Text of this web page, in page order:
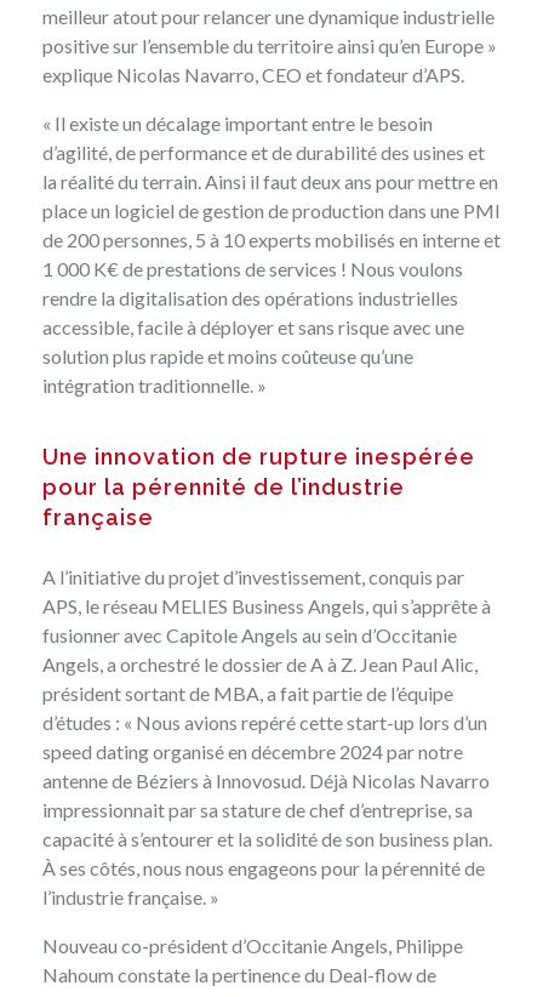
meilleur atout pour relancer une dynamique industrielle
positive sur l’ensemble du territoire ainsi qu’en Europe »
explique Nicolas Navarro, CEO et fondateur d’APS.
« Il existe un décalage important entre le besoin
d’agilité, de performance et de durabilité des usines et
la réalité du terrain. Ainsi il faut deux ans pour mettre en
place un logiciel de gestion de production dans une PMI
de 200 personnes, 5 à 10 experts mobilisés en interne et
1 000 K€ de prestations de services ! Nous voulons
rendre la digitalisation des opérations industrielles
accessible, facile à déployer et sans risque avec une
solution plus rapide et moins coûteuse qu’une
intégration traditionnelle. »
Une innovation de rupture inespérée
pour la pérennité de l’industrie
française
A l’initiative du projet d’investissement, conquis par
APS, le réseau MELIES Business Angels, qui s’apprête à
fusionner avec Capitole Angels au sein d’Occitanie
Angels, a orchestré le dossier de A à Z. Jean Paul Alic,
président sortant de MBA, a fait partie de l’équipe
d’études : « Nous avions repéré cette start-up lors d’un
speed dating organisé en décembre 2024 par notre
antenne de Béziers à Innovosud. Déjà Nicolas Navarro
impressionnait par sa stature de chef d’entreprise, sa
capacité à s’entourer et la solidité de son business plan.
À ses côtés, nous nous engageons pour la pérennité de
l’industrie française. »
Nouveau co-président d’Occitanie Angels, Philippe
Nahoum constate la pertinence du Deal-flow de